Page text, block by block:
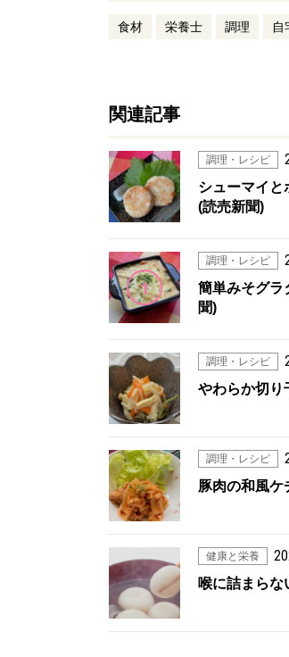
食材 栄養士 調理 自
関連記事
調理・レシピ
シューマイ
(読売新聞)
1
調理・レシピ
簡単みそグラ
聞)
調理・レシピ
やわらか切り
調理・レシピ
豚肉の和風
健康と栄養
喉に詰まら